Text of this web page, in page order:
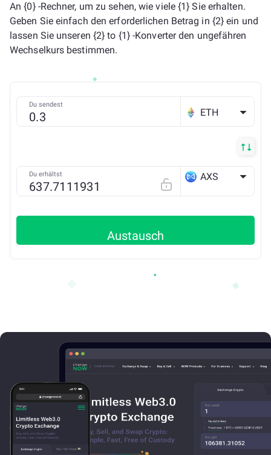
An {0} -Rechner, um zu sehen, wie viele {1} Sie erhalten.
Geben Sie einfach den erforderlichen Betrag in {2} ein und
lassen Sie unseren {2} to {1} -Konverter den ungefähren
Wechselkurs bestimmen.
Du sendest
ETH
Du erhältst AXS
Austausch